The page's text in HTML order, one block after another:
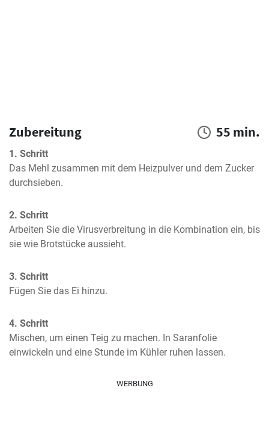
Zubereitung 55 min.
1. Schritt
Das Mehl zusammen mit dem Heizpulver und dem Zucker
durchsieben.
2. Schritt
Arbeiten Sie die Virusverbreitung in die Kombination ein, bis
sie wie Brotstücke aussieht.
3. Schritt
Fügen Sie das Ei hinzu.
4. Schritt
Mischen, um einen Teig zu machen. In Saranfolie
einwickeln und eine Stunde im Kühler ruhen lassen.
WERBUNG